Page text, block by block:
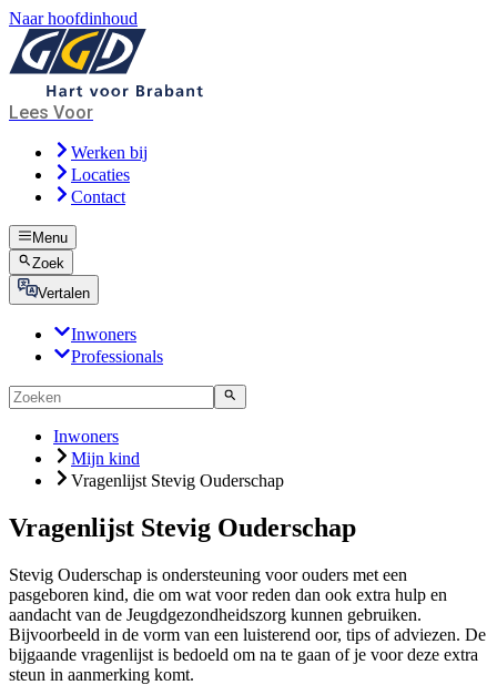
Naar hoofdinhoud
Lees Voor
Werken bij
Locaties
Contact
Menu
Zoek
Vertalen
Inwoners
Professionals
Inwoners
Mijn kind
Vragenlijst Stevig Ouderschap
Vragenlijst Stevig Ouderschap
Stevig Ouderschap is ondersteuning voor ouders met een
pasgeboren kind, die om wat voor reden dan ook extra hulp en
aandacht van de Jeugdgezondheidszorg kunnen gebruiken.
Bijvoorbeeld in de vorm van een luisterend oor, tips of adviezen. De
bijgaande vragenlijst is bedoeld om na te gaan of je voor deze extra
steun in aanmerking komt.